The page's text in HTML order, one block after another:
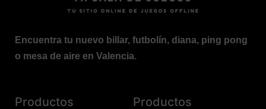
Encuentra tu nuevo billar, futbolín, diana, ping pong
o mesa de aire en Valencia.
Productos Productos